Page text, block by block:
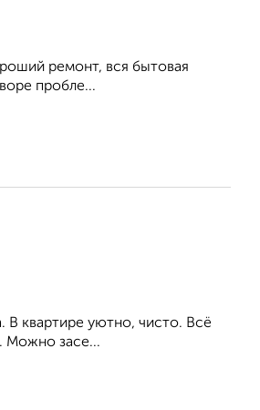
ремонт, вся бытовая
пробле...
квартире уютно, чисто. Всё
Можно засе...